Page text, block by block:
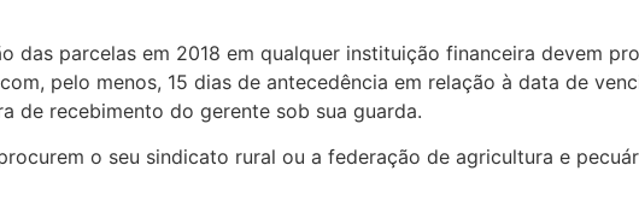
das parcelas em 2018 em qualquer instituição financeira devem
pelo menos, 15 dias de antecedência em relação à data de
de recebimento do gerente sob sua guarda.
o seu sindicato rural ou a federação de agricultura e